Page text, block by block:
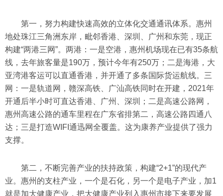
第一，努力构建快速高效的立体化交通通讯体系。惠州
地处珠江三角洲东岸，毗邻香港、深圳、广州和东莞，现正
构建“两港三网”。两港：一是空港，惠州机场现在已有35条航
线，去年旅客量是190万，预计今年有250万；二是海港，大
亚湾港客运可以直通香港，并开通了多条国际货运航线。三
网：一是轨道网，赣深高铁、广汕高铁同时在开建，2021年
开通后半小时可直达香港、广州、深圳；二是高速公路网，
惠州高速公路的通车里程在广东省排第二，高速公路四通八
达；三是打造WIFI通迅网全覆盖。这为康养产业提供了强力
支撑。
第二，不断完善产业的扶持政策，构建“2+1”的现代产
业。惠州的支柱产业，一个是石化，另一个是电子产业，加1
就是加大健康产业，把大健康产业列入惠州市接下来要发展